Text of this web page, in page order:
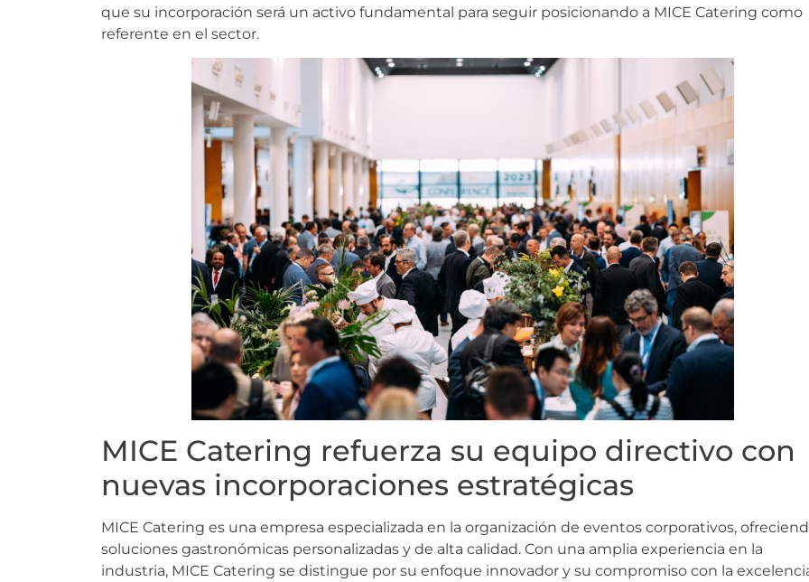
que su incorporación será un activo fundamental para seguir posicionando a MICE Catering como
referente en el sector.
MICE Catering refuerza su equipo directivo con
nuevas incorporaciones estratégicas
MICE Catering es una empresa especializada en la organización de eventos corporativos,
soluciones gastronómicas personalizadas y de alta calidad. Con una amplia experiencia en la
industria, MICE Catering se distingue por su enfoque innovador y su compromiso con la